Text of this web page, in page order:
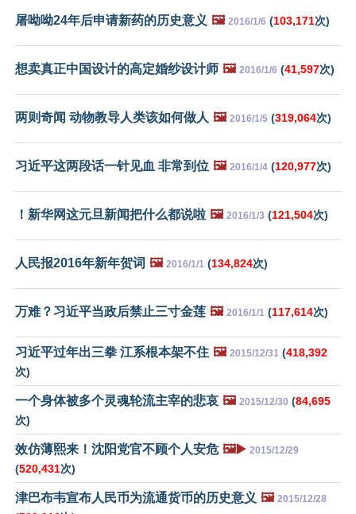
屠呦呦24年后申请新药的历史意义 🖼️ 2016/1/6 (103,171次)
想卖真正中国设计的高定婚纱设计师 🖼️ 2016/1/6 (41,597次)
两则奇闻 动物教导人类该如何做人 🖼️ 2016/1/5 (319,064次)
习近平这两段话一针见血 非常到位 🖼️ 2016/1/4 (120,977次)
！新华网这元旦新闻把什么都说啦 🖼️ 2016/1/3 (121,504次)
人民报2016年新年贺词 🖼️ 2016/1/1 (134,824次)
万难？习近平当政后禁止三寸金莲 🖼️ 2016/1/1 (117,614次)
习近平过年出三拳 江系根本架不住 🖼️ 2015/12/31 (418,392
次)
一个身体被多个灵魂轮流主宰的悲哀 🖼️ 2015/12/30 (84,695
次)
效仿薄熙来！沈阳党官不顾个人安危 🖼️▶️ 2015/12/29
(520,431次)
津巴布韦宣布人民币为流通货币的历史意义 🖼️ 2015/12/28